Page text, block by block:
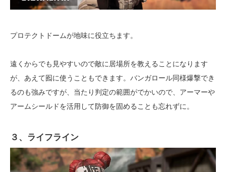
プロテクトドームが地味に役立ちます。
遠くからでも見やすいので敵に居場所を教えることになります
が、あえて囮に使うこともできます。バンガロール同様爆撃でき
るのも強みですが、当たり判定の範囲がでかいので、アーマーや
アームシールドを活用して防御を固めることも忘れずに。
３、ライフライン